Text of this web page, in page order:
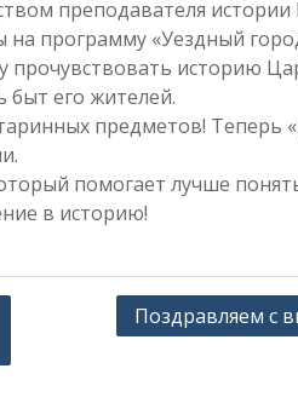
преподавателя
программу «Уездный
прочувствовать историю
быт его жителей.
предметов! Теперь
помогает лучше
в историю!
Поздравляем с